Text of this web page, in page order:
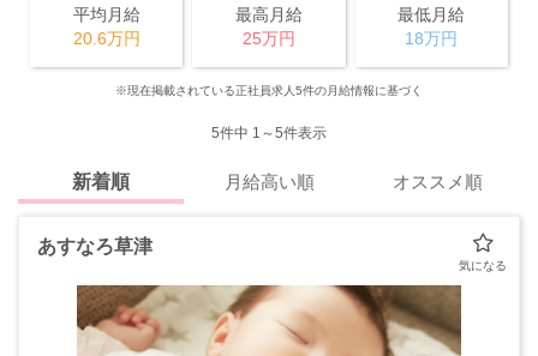
平均月給
20.6万円
最高月給
25万円
最低月給
18万円
※現在掲載されている正社員求人5件の月給情報に基づく
5件中 1～5件表示
新着順 月給高い順 オススメ順
あすなろ草津